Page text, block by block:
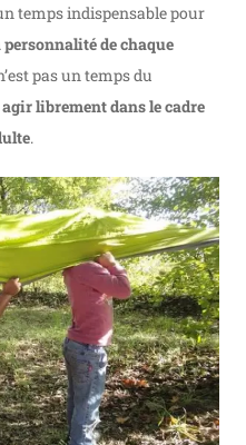
temps indispensable pour
de chaque
pas un temps du
agir librement dans le cadre
.